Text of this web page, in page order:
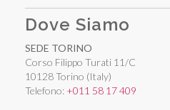
Dove Siamo
SEDE TORINO
Corso Filippo Turati 11/C
10128 Torino (Italy)
Telefono: +011 58 17 409